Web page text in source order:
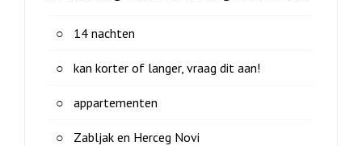
14 nachten
kan korter of langer, vraag dit aan!
appartementen
Zabljak en Herceg Novi